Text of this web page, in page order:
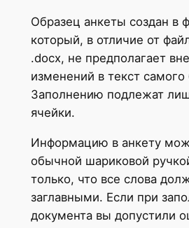
Образец анкеты создан в
который, в отличие от
.docx, не предполагает
изменений в текст самого
Заполнению подлежат
ячейки.
Информацию в анкету
обычной шариковой
только, что все слова
заглавными. Если при
документа вы допустили